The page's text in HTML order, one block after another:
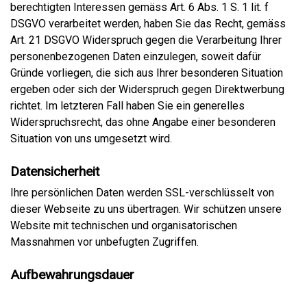
berechtigten Interessen gemäss Art. 6 Abs. 1 S. 1 lit. f
DSGVO verarbeitet werden, haben Sie das Recht, gemäss
Art. 21 DSGVO Widerspruch gegen die Verarbeitung Ihrer
personenbezogenen Daten einzulegen, soweit dafür
Gründe vorliegen, die sich aus Ihrer besonderen Situation
ergeben oder sich der Widerspruch gegen Direktwerbung
richtet. Im letzteren Fall haben Sie ein generelles
Widerspruchsrecht, das ohne Angabe einer besonderen
Situation von uns umgesetzt wird.
Datensicherheit
Ihre persönlichen Daten werden SSL-verschlüsselt von
dieser Webseite zu uns übertragen. Wir schützen unsere
Website mit technischen und organisatorischen
Massnahmen vor unbefugten Zugriffen.
Aufbewahrungsdauer